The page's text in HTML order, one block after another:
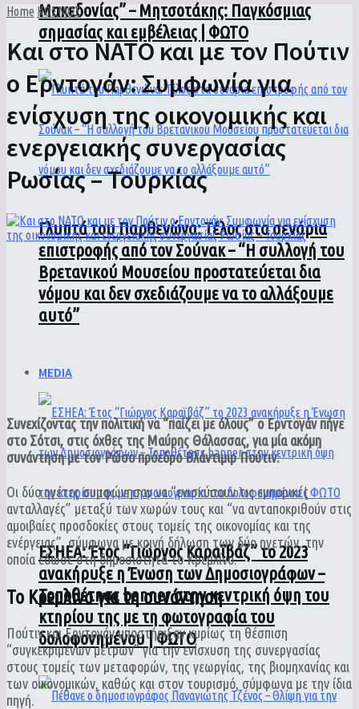
Μακεδονίας” – Μητσοτάκης: Παγκόσμιας
σημασίας και εμβέλειας | ΦΩΤΟ
Γλυπτά του Παρθενώνα: Τέλος στα σενάρια
επιστροφής από τον Σούνακ – “Η συλλογή του
Βρετανικού Μουσείου προστατεύεται δια
νόμου και δεν σχεδιάζουμε να το αλλάξουμε
αυτό”
MEDIA
ΕΣΗΕΑ: Έτος “Γιώργος Καραϊβάζ” το 2023
ανακήρυξε η Ένωση των Δημοσιογράφων –
Τοποθέτησε banner στην κεντρική όψη του
κτηρίου της με τη φωτογραφία του
δολοφονημένου | ΦΩΤΟ
Home ΚΟΣΜΟΣ
Και στο ΝΑΤΟ και με τον Πούτιν
ο Ερντογάν: Συμφωνία για
ενίσχυση της οικονομικής και
ενεργειακής συνεργασίας
Ρωσίας – Τουρκίας
Συνεχίζοντας την πολιτική να “παίζει με όλους” ο Ερντογάν πήγε
στο Σότσι, στις όχθες της Μαύρης Θάλασσας, για μία ακόμη
συνάντηση με τον Ρώσο πρόεδρο Βλάντιμιρ Πούτιν.
Οι δύο ηγέτες συμφώνησαν να “ενισχύσουν τις εμπορικές
ανταλλαγές” μεταξύ των χωρών τους και “να ανταποκριθούν στις
αμοιβαίες προσδοκίες στους τομείς της οικονομίας και της
ενέργειας”, σύμφωνα με κοινή δήλωση των δύο ηγετών, την
οποία έδωσε στη δημοσιότητα το Κρεμλίνο.
Το Κρεμλίνο για τη συνάντηση
Πούτιν και Ερντογάν υποστήριξαν κυρίως τη θέσπιση
“συγκεκριμένων μέτρων” για την ενίσχυση της συνεργασίας
στους τομείς των μεταφορών, της γεωργίας, της βιομηχανίας και
των οικονομικών, καθώς και στον τουρισμό, σύμφωνα με την ίδια
πηγή.